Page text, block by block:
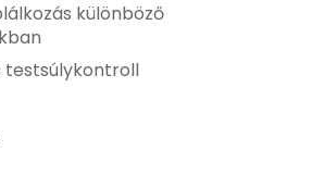
különböző
testsúlykontroll